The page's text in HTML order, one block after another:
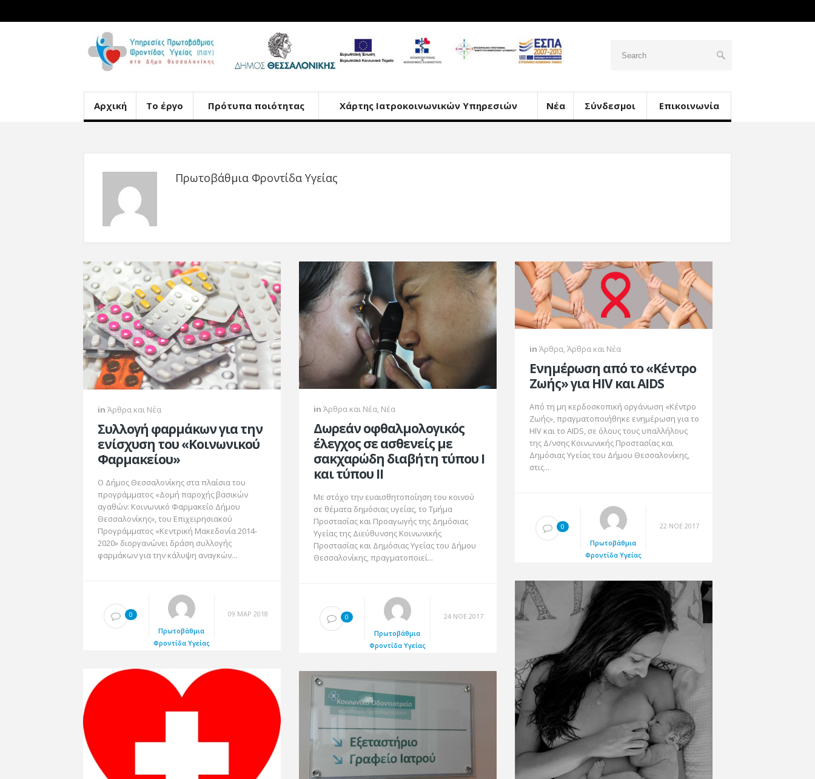
Αρχική Το έργο Πρότυπα ποιότητας Χάρτης Ιατροκοινωνικών Υπηρεσιών Νέα Σύνδεσμοι Επικοινωνία
Πρωτοβάθμια Φροντίδα Υγείας
in Άρθρα και Νέα
Συλλογή φαρμάκων για την
ενίσχυση του «Κοινωνικού
Φαρμακείου»
O Δήμος Θεσσαλονίκης στα πλαίσια του
προγράμματος «Δομή παροχής βασικών
αγαθών: Κοινωνικό Φαρμακείο Δήμου
Θεσσαλονίκης», του Επιχειρησιακού
Προγράμματος «Κεντρική Μακεδονία 2014-
2020» διοργανώνει δράση συλλογής
φαρμάκων για την κάλυψη αναγκών...
0
Πρωτοβάθμια
Φροντίδα Υγείας
09 ΜΑΡ 2018
in Άρθρα και Νέα, Νέα
Δωρεάν οφθαλμολογικός
έλεγχος σε ασθενείς με
σακχαρώδη διαβήτη τύπου Ι
και τύπου ΙΙ
Με στόχο την ευαισθητοποίηση του κοινού
σε θέματα δημόσιας υγείας, το Τμήμα
Προστασίας και Προαγωγής της Δημόσιας
Υγείας της Διεύθυνσης Κοινωνικής
Προστασίας και Δημόσιας Υγείας του Δήμου
Θεσσαλονίκης, πραγματοποιεί...
0
Πρωτοβάθμια
Φροντίδα Υγείας
24 ΝΟΈ 2017
in Άρθρα Άρθρα και Νέα
Ενημέρωση από το «Κέντρο
Ζωής» για HIV και AIDS
Από τη μη κερδοσκοπική οργάνωση «Κέντρο
Ζωής», πραγματοποιήθηκε ενημέρωση για το
HIV και το AIDS, σε όλους τους υπαλλήλους
της Δ/νσης Κοινωνικής Προστασίας και
Δημόσιας Υγείας του Δήμου Θεσσαλονίκης,
στις...
0
Πρωτοβάθμια
Φροντίδα Υγείας
22 ΝΟΈ 2017